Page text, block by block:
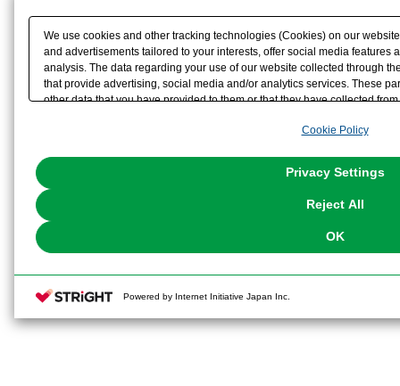
We use cookies and other tracking technologies (Cookies) on our
and advertisements tailored to your interests, offer social media features
analysis. The data regarding your use of our website collected through
that provide advertising, social media and/or analytics services. These
other data that you have provided to them or that they have collected
the use of all Cookies except for Strictly Necessary Cookies, please
Cookie Policy
Privacy Settings
Reject All
OK
Powered by Internet Initiative Japan Inc.